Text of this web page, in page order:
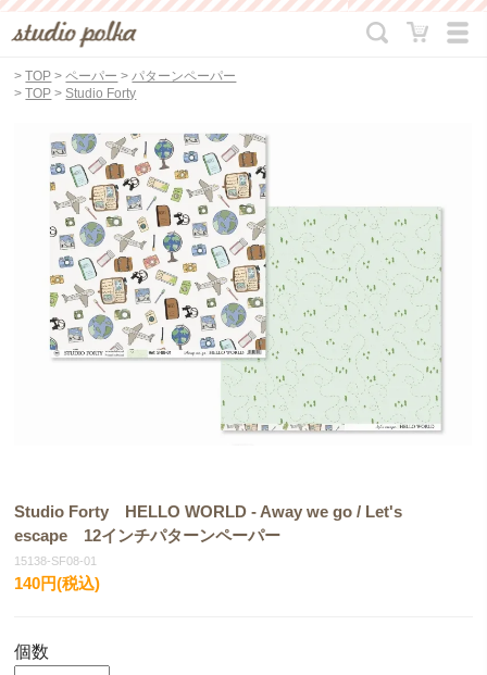
>TOP >ペーパー >パターンペーパー
>TOP > Studio Forty
Studio Forty HELLO WORLD - Away we go / Let's
escape 12インチパターンペーパー
15138-SF08-01
140円(税込)
個数